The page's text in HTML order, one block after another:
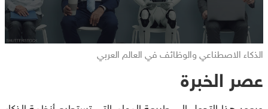
الذكاء الاصطناعي والوظائف في العالم العربي
عصر الخبرة